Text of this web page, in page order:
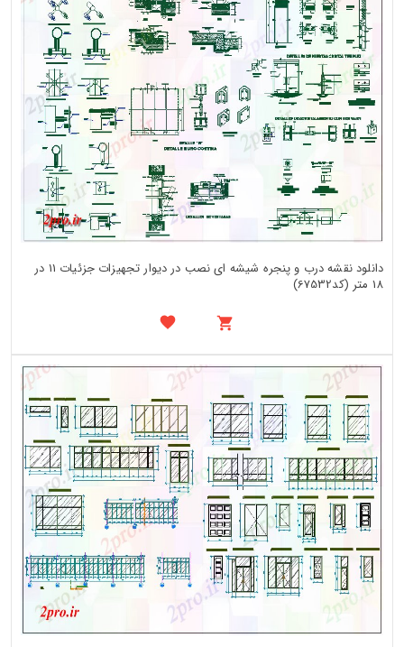
دانلود نقشه درب و پنجره شیشه ای نصب در دیوار تجهیزات جزئیات 11 در
18 متر (کد67532)